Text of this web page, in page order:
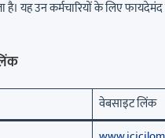
यह उन कर्मचारियों के लिए
वेबसाइट लिंक